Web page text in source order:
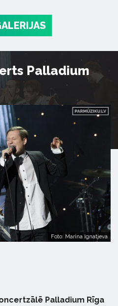
Palladium
Foto: Marina Ignatjeva
Palladium Rīga